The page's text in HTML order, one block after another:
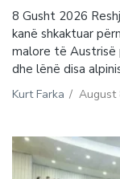
8 Gusht 2026
kanë shkaktuar
malore të Austrisë
dhe lënë disa
Kurt Farka / August